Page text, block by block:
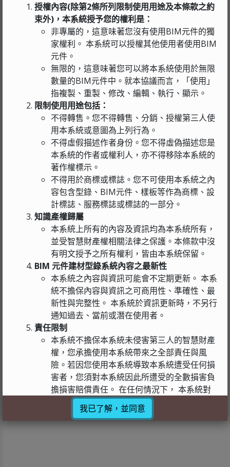
授權內容(除第2條所列限制使用用途及本條款之約
束外)，本系統授予您的權利是：
非專屬的，這意味著您沒有使用BIM元件的獨
家權利。 本系統可以授權其他使用者使用BIM
元件。
無限的，這意味著您可以將本系統使用於無限
數量的BIM元件中。就本協議而言，「使用」
指複製、重製、修改、編輯、執行、顯示。
限制使用用途包括：
不得轉售。您不得轉售、分銷、授權第三人使
用本系統或意圖為上列行為。
不得虛假描述作者身份。您不得虛偽描述您是
本系統的作者或權利人，亦不得移除本系統的
著作權標示。
不得用於商標或標誌。您不可使用本系統之內
容包含型錄、BIM元件、樣板等作為商標、設
計標誌、服務標誌或標誌的一部分。
知識產權歸屬
本系統上所有的內容及資訊均為本系統所有，
並受智慧財產權相關法律之保護。本條款中沒
有明文授予之所有權利，皆由本系統保留。
BIM 元件建材型錄系統內容之最新性
本系統之內容與資訊可能會不定期更新。 本系
統不擔保內容與資訊之可商用性、準確性、最
新性與完整性。 本系統於資訊更新時，不另行
通知過去、當前或潛在使用者。
責任限制
本系統不擔保本系統未侵害第三人的智慧財產
權，您承擔使用本系統帶來之全部責任與風
險。若因您使用本系統導致本系統遭受任何損
害者，您須對本系統因此所遭受的全數損害負
擔損害賠償責任。 在任何情況下， 本系統對
於您因使用本系統之內容、以及因本條款所規
定或由之產生之任何申索、損失、損害、法律
行動、訴訟或其他法律程序有關之任何附帶、
我已了解，並同意